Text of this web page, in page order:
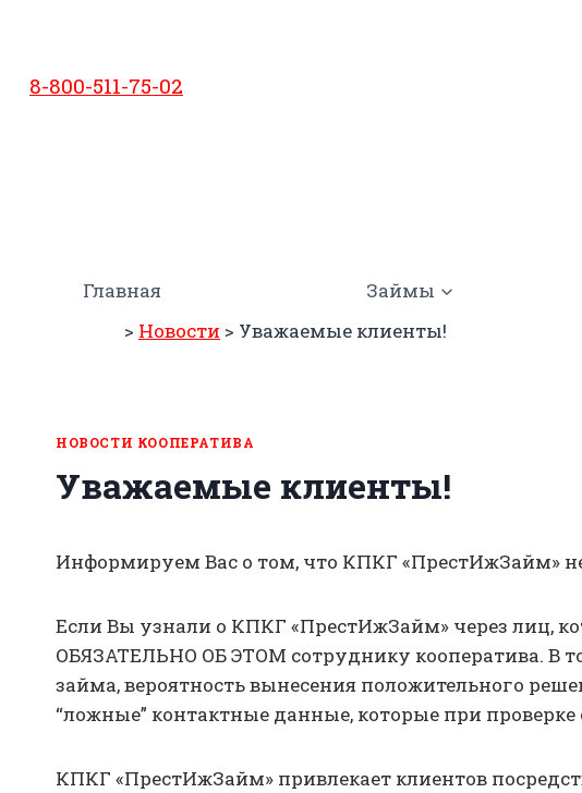
содержимому
8-800-511-75-02
Главная Займы
> Новости > Уважаемые клиенты!
НОВОСТИ КООПЕРАТИВА
Уважаемые клиенты!
Информируем Вас о том, что КПКГ «ПрестИжЗайм»
Если Вы узнали о КПКГ «ПрестИжЗайм» через лиц,
ОБЯЗАТЕЛЬНО ОБ ЭТОМ сотруднику кооператива. В
займа, вероятность вынесения положительного
“ложные” контактные данные, которые при
КПКГ «ПрестИжЗайм» привлекает клиентов